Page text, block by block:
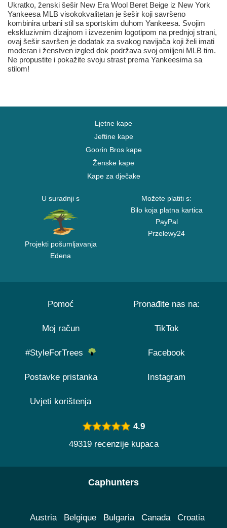
Ukratko, ženski šešir New Era Wool Beret Beige iz New York
Yankeesa MLB visokokvalitetan je šešir koji savršeno
kombinira urbani stil sa sportskim duhom Yankeesa. Svojim
ekskluzivnim dizajnom i izvezenim logotipom na prednjoj strani,
ovaj šešir savršen je dodatak za svakog navijača koji želi imati
moderan i ženstven izgled dok podržava svoj omiljeni MLB tim.
Ne propustite i pokažite svoju strast prema Yankeesima sa
stilom!
Ljetne kape
Jeftine kape
Goorin Bros kape
Ženske kape
Kape za dječake
U suradnji s
Projekti pošumljavanja
Edena
Možete platiti s:
Bilo koja platna kartica
PayPal
Przelewy24
Pomoć
Moj račun
#StyleForTrees
Postavke pristanka
Uvjeti korištenja
Pronađite nas na:
TikTok
Facebook
Instagram
4.9
49319 recenzije kupaca
Caphunters
Austria Belgique Bulgaria Canada Croatia